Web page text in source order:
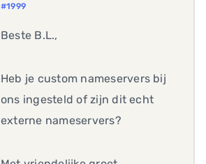
#1999
Beste B.L.,
Heb je custom nameservers bij
ons ingesteld of zijn dit echt
externe nameservers?